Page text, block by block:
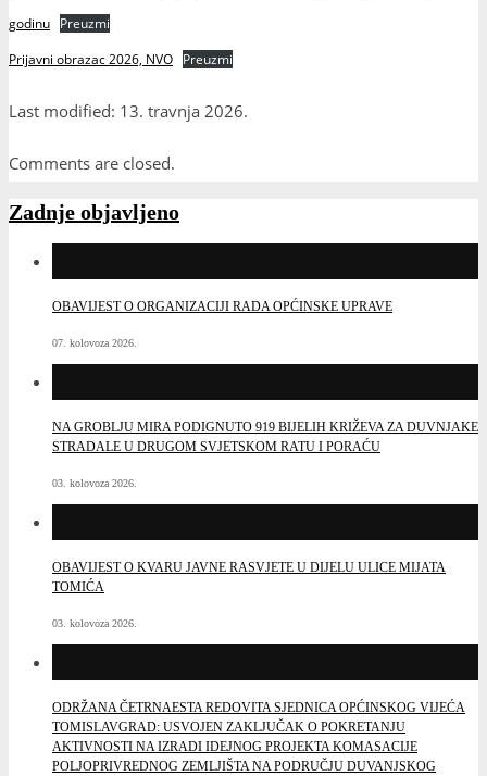
godinu Preuzmi
Prijavni obrazac 2026, NVO Preuzmi
Last modified: 13. travnja 2026.
Comments are closed.
Zadnje objavljeno
OBAVIJEST O ORGANIZACIJI RADA OPĆINSKE UPRAVE
07. kolovoza 2026.
NA GROBLJU MIRA PODIGNUTO 919 BIJELIH KRIŽEVA ZA DUVNJAKE
STRADALE U DRUGOM SVJETSKOM RATU I PORAĆU
03. kolovoza 2026.
OBAVIJEST O KVARU JAVNE RASVJETE U DIJELU ULICE MIJATA
TOMIĆA
03. kolovoza 2026.
ODRŽANA ČETRNAESTA REDOVITA SJEDNICA OPĆINSKOG VIJEĆA
TOMISLAVGRAD: USVOJEN ZAKLJUČAK O POKRETANJU
AKTIVNOSTI NA IZRADI IDEJNOG PROJEKTA KOMASACIJE
POLJOPRIVREDNOG ZEMLJIŠTA NA PODRUČJU DUVANJSKOG